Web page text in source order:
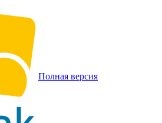
Полная версия